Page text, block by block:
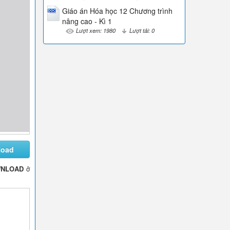
ở
Giáo án Hóa học 12 Chương trình
nâng cao - Kì 1
Lượt xem: 1980 Lượt tải: 0